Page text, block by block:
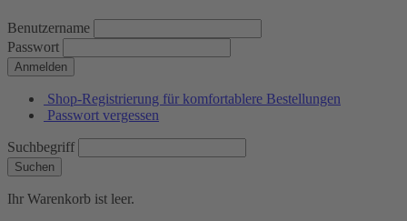
Benutzername
Passwort
Anmelden
Shop-Registrierung für komfortablere Bestellungen
Passwort vergessen
Suchbegriff
Suchen
Ihr Warenkorb ist leer.